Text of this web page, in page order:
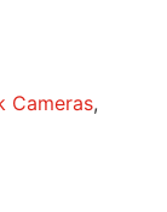
Cameras,